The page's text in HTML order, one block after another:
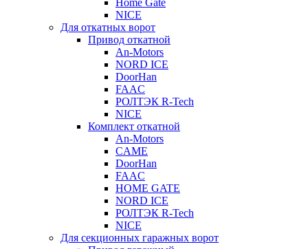
Home Gate
NICE
Для откатных ворот
Привод откатной
An-Motors
NORD ICE
DoorHan
FAAC
РОЛТЭК R-Tech
NICE
Комплект откатной
An-Motors
CAME
DoorHan
FAAC
HOME GATE
NORD ICE
РОЛТЭК R-Tech
NICE
Для секционных гаражных ворот